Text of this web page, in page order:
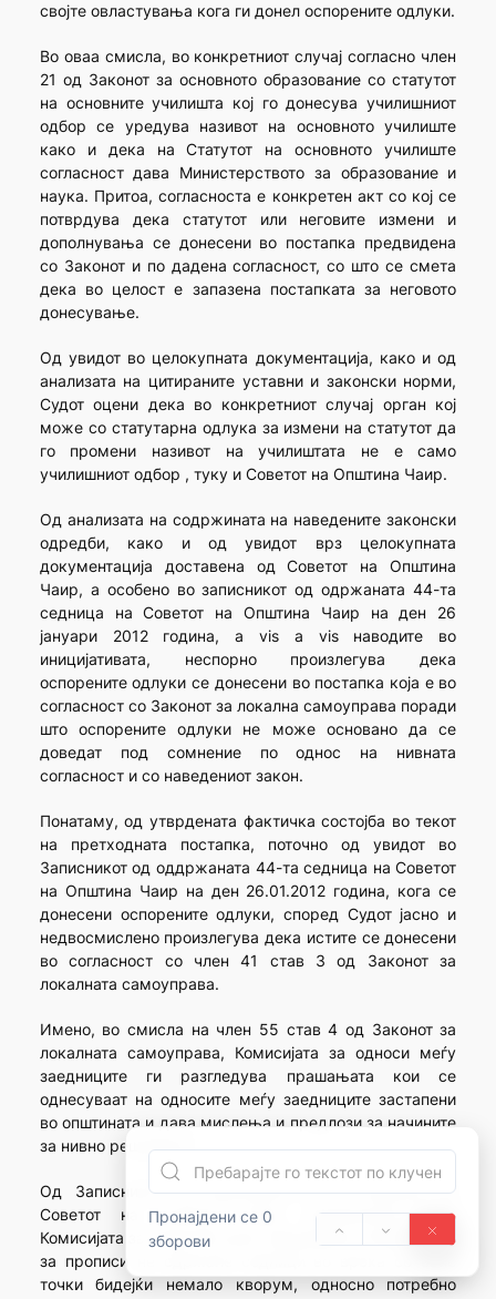
Пронајдени се 0
зборови
својте овластувања кога ги донел оспорените одлуки.
Во оваа смисла, во конкретниот случај согласно член
21 од Законот за основното образование со статутот
на основните училишта кој го донесува училишниот
одбор се уредува називот на основното училиште
како и дека на Статутот на основното училиште
согласност дава Министерството за образование и
наука. Притоа, согласноста е конкретен акт со кој се
потврдува дека статутот или неговите измени и
дополнувања се донесени во постапка предвидена
со Законот и по дадена согласност, со што се смета
дека во целост е запазена постапката за неговото
донесување.
Од увидот во целокупната документација, како и од
анализата на цитираните уставни и законски норми,
Судот оцени дека во конкретниот случај орган кој
може со статутарна одлука за измени на статутот да
го промени називот на училиштата не е само
училишниот одбор , туку и Советот на Општина Чаир.
Од анализата на содржината на наведените законски
одредби, како и од увидот врз целокупната
документација доставена од Советот на Општина
Чаир, а особено во записникот од одржаната 44-та
седница на Советот на Општина Чаир на ден 26
јануари 2012 година, а vis a vis наводите во
иницијативата, неспорно произлегува дека
оспорените одлуки се донесени во постапка која е во
согласност со Законот за локална самоуправа поради
што оспорените одлуки не може основано да се
доведат под сомнение по однос на нивната
согласност и со наведениот закон.
Понатаму, од утврдената фактичка состојба во текот
на претходната постапка, поточно од увидот во
Записникот од оддржаната 44-та седница на Советот
на Општина Чаир на ден 26.01.2012 година, кога се
донесени оспорените одлуки, според Судот јасно и
недвосмислено произлегува дека истите се донесени
во согласност со член 41 став 3 од Законот за
локалната самоуправа.
Имено, во смисла на член 55 став 4 од Законот за
локалната самоуправа, Комисијата за односи меѓу
заедниците ги разгледува прашањата кои се
однесуваат на односите меѓу заедниците застапени
во општината и дава мислења и предлози за начините
за нивно решавање.
Од Записникот од одржаната 44-та седница на
Советот на општина Чаир, произлегува дека
Комисијата за односите меѓу заедниците и Комисијата
за прописи не одржале седници во врска со овие
точки бидејќи немало кворум, односно потребно